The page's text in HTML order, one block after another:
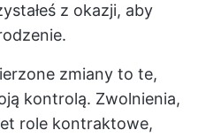
z okazji, aby
zmiany to te,
kontrolą. Zwolnienia,
role kontraktowe,